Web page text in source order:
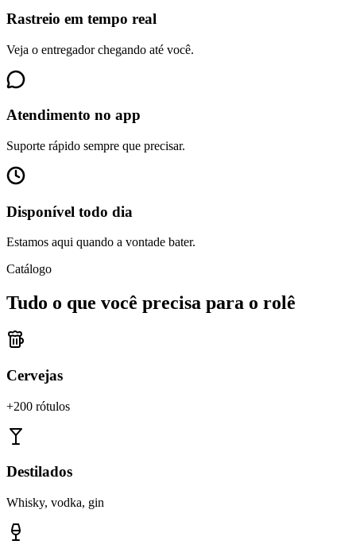
Rastreio em tempo real
Veja o entregador chegando até você.
Atendimento no app
Suporte rápido sempre que precisar.
Disponível todo dia
Estamos aqui quando a vontade bater.
Catálogo
Tudo o que você precisa para o rolê
Cervejas
+200 rótulos
Destilados
Whisky, vodka, gin